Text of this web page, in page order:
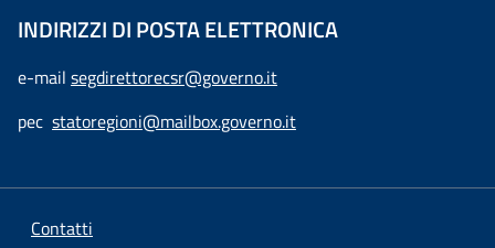
INDIRIZZI DI POSTA ELETTRONICA
e-mail segdirettorecsr@governo.it
pec statoregioni@mailbox.governo.it
Contatti